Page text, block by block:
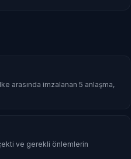
arasında imzalanan 5 anlaşma,
ve gerekli önlemlerin